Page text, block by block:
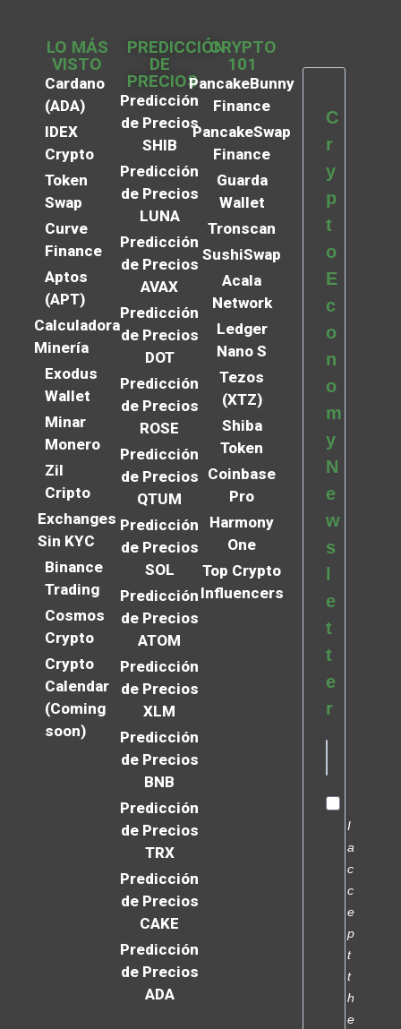
LO MÁS
VISTO
Cardano
(ADA)
IDEX
Crypto
Token
Swap
Curve
Finance
Aptos
(APT)
Calculadora
Minería
Exodus
Wallet
Minar
Monero
Zil
Cripto
Exchanges
Sin KYC
Binance
Trading
Cosmos
Crypto
Crypto
Calendar
(Coming
soon)
PREDICCIÓN
DE
PRECIOS
Predicción
de Precios
SHIB
Predicción
de Precios
LUNA
Predicción
de Precios
AVAX
Predicción
de Precios
DOT
Predicción
de Precios
ROSE
Predicción
de Precios
QTUM
Predicción
de Precios
SOL
Predicción
de Precios
ATOM
Predicción
de Precios
XLM
Predicción
de Precios
BNB
Predicción
de Precios
TRX
Predicción
de Precios
CAKE
Predicción
de Precios
ADA
CRYPTO
101
PancakeBunny
Finance
PancakeSwap
Finance
Guarda
Wallet
Tronscan
SushiSwap
Acala
Network
Ledger
Nano S
Tezos
(XTZ)
Shiba
Token
Coinbase
Pro
Harmony
One
Top Crypto
Influencers
C
r
y
p
t
o
E
c
o
n
o
m
y
N
e
w
s
e
t
t
e
r
I
a
c
c
e
p
t
t
h
e